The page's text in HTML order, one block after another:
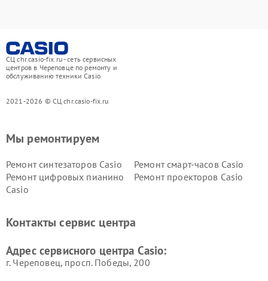
СЦ chr.casio-fix.ru - сеть сервисных
центров в Череповце по ремонту и
обслуживанию техники Casio
2021-2026 © СЦ chr.casio-fix.ru
Мы ремонтируем
Ремонт синтезаторов Casio
Ремонт смарт-часов Casio
Ремонт цифровых пианино
Casio
Ремонт проекторов Casio
Контакты сервис центра
Адрес сервисного центра Casio:
г. Череповец, просп. Победы, 200